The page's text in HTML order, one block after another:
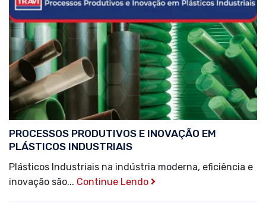
PROCESSOS PRODUTIVOS E INOVAÇÃO EM
PLÁSTICOS INDUSTRIAIS
Plásticos Industriais na indústria moderna, eficiência e
inovação são... Continue Lendo